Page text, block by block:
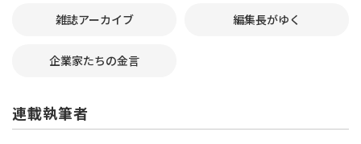
雑誌アーカイブ 編集長がゆく
企業家たちの金言
連載執筆者